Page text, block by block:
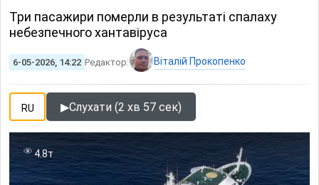
Три пасажири померли в результаті спалаху
небезпечного хантавіруса
6-05-2026, 14:22 Редактор: Віталій Прокопенко
RU ▶Слухати (2 хв 57 сек)
4.8т